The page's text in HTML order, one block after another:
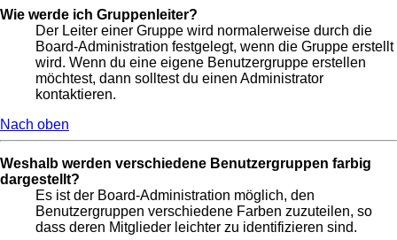
Wie werde ich Gruppenleiter?
Der Leiter einer Gruppe wird normalerweise durch die
Board-Administration festgelegt, wenn die Gruppe erstellt
wird. Wenn du eine eigene Benutzergruppe erstellen
möchtest, dann solltest du einen Administrator
kontaktieren.
Nach oben
Weshalb werden verschiedene Benutzergruppen farbig
dargestellt?
Es ist der Board-Administration möglich, den
Benutzergruppen verschiedene Farben zuzuteilen, so
dass deren Mitglieder leichter zu identifizieren sind.